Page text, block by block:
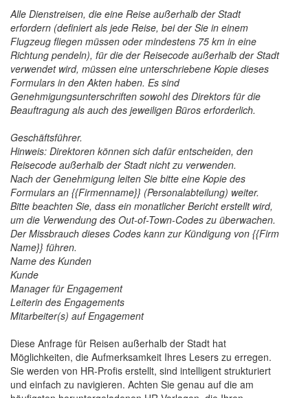
Alle Dienstreisen, die eine Reise außerhalb der Stadt
erfordern (definiert als jede Reise, bei der Sie in einem
Flugzeug fliegen müssen oder mindestens 75 km in eine
Richtung pendeln), für die der Reisecode außerhalb der Stadt
verwendet wird, müssen eine unterschriebene Kopie dieses
Formulars in den Akten haben. Es sind
Genehmigungsunterschriften sowohl des Direktors für die
Beauftragung als auch des jeweiligen Büros erforderlich.
Geschäftsführer.
Hinweis: Direktoren können sich dafür entscheiden, den
Reisecode außerhalb der Stadt nicht zu verwenden.
Nach der Genehmigung leiten Sie bitte eine Kopie des
Formulars an {{Firmenname}} (Personalabteilung) weiter.
Bitte beachten Sie, dass ein monatlicher Bericht erstellt wird,
um die Verwendung des Out-of-Town-Codes zu überwachen.
Der Missbrauch dieses Codes kann zur Kündigung von {{Firm
Name}} führen.
Name des Kunden
Kunde
Manager für Engagement
Leiterin des Engagements
Mitarbeiter(s) auf Engagement
Diese Anfrage für Reisen außerhalb der Stadt hat
Möglichkeiten, die Aufmerksamkeit Ihres Lesers zu erregen.
Sie werden von HR-Profis erstellt, sind intelligent strukturiert
und einfach zu navigieren. Achten Sie genau auf die am